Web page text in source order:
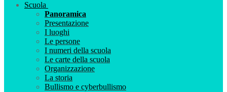
Scuola
Panoramica
Presentazione
I luoghi
Le persone
I numeri della scuola
Le carte della scuola
Organizzazione
La storia
Bullismo e cyberbullismo